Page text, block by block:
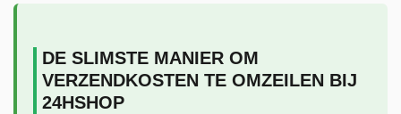
DE SLIMSTE MANIER OM
VERZENDKOSTEN TE OMZEILEN BIJ
24HSHOP